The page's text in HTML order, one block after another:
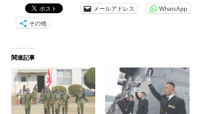
メールアドレス
WhatsApp
その他
関連記事